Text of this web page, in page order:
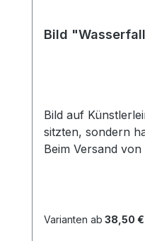
Bild
Bild auf
sitzten, sondern
Beim Versand
Varianten ab 38,50 €